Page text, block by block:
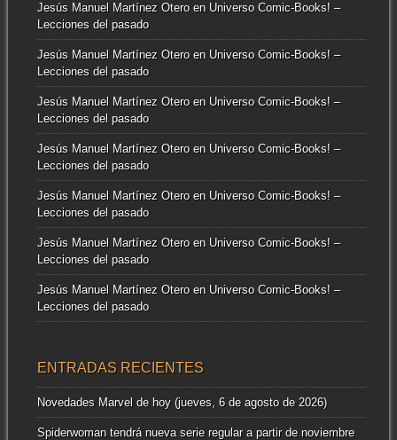
Jesús Manuel Martínez Oteroen Universo Comic-Books! –
Lecciones del pasado
Jesús Manuel Martínez Oteroen Universo Comic-Books! –
Lecciones del pasado
Jesús Manuel Martínez Oteroen Universo Comic-Books! –
Lecciones del pasado
Jesús Manuel Martínez Oteroen Universo Comic-Books! –
Lecciones del pasado
Jesús Manuel Martínez Oteroen Universo Comic-Books! –
Lecciones del pasado
Jesús Manuel Martínez Oteroen Universo Comic-Books! –
Lecciones del pasado
Jesús Manuel Martínez Oteroen Universo Comic-Books! –
Lecciones del pasado
ENTRADAS RECIENTES
Novedades Marvel de hoy (jueves, 6 de agosto de 2026)
Spiderwoman tendrá nueva serie regular a partir de noviembre